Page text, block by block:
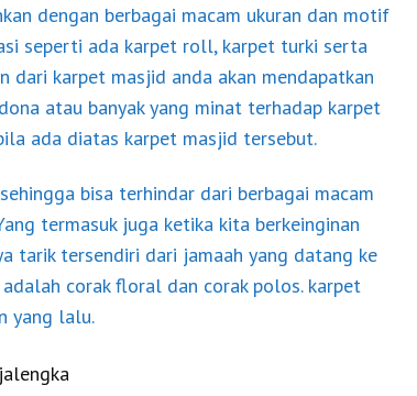
dengan berbagai macam ukuran dan motif
seperti ada karpet roll, karpet turki serta
dari karpet masjid anda akan mendapatkan
atau banyak yang minat terhadap karpet
ada diatas karpet masjid tersebut.
bisa terhindar dari berbagai macam
termasuk juga ketika kita berkeinginan
tarik tersendiri dari jamaah yang datang ke
corak floral dan corak polos. karpet
yang lalu.